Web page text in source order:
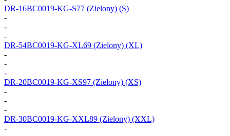
DR-16BC0019-KG-S77 (Zielony) (S)
-
-
-
DR-54BC0019-KG-XL69 (Zielony) (XL)
-
-
-
DR-20BC0019-KG-XS97 (Zielony) (XS)
-
-
-
DR-30BC0019-KG-XXL89 (Zielony) (XXL)
-